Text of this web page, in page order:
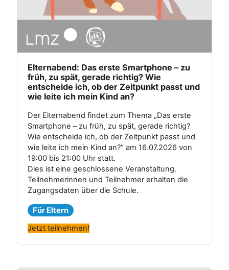
Elternabend: Das erste Smartphone – zu
früh, zu spät, gerade richtig? Wie
entscheide ich, ob der Zeitpunkt passt und
wie leite ich mein Kind an?
Der Elternabend findet zum Thema „Das erste
Smartphone – zu früh, zu spät, gerade richtig?
Wie entscheide ich, ob der Zeitpunkt passt und
wie leite ich mein Kind an?“ am 16.07.2026 von
19:00 bis 21:00 Uhr statt.
Dies ist eine geschlossene Veranstaltung.
Teilnehmerinnen und Teilnehmer erhalten die
Zugangsdaten über die Schule.
Für Eltern
Jetzt teilnehmen!